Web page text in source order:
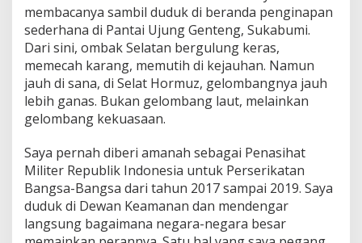
membacanya sambil duduk di beranda penginapan
sederhana di Pantai Ujung Genteng, Sukabumi.
Dari sini, ombak Selatan bergulung keras,
memecah karang, memutih di kejauhan. Namun
jauh di sana, di Selat Hormuz, gelombangnya jauh
lebih ganas. Bukan gelombang laut, melainkan
gelombang kekuasaan.
Saya pernah diberi amanah sebagai Penasihat
Militer Republik Indonesia untuk Perserikatan
Bangsa-Bangsa dari tahun 2017 sampai 2019. Saya
duduk di Dewan Keamanan dan mendengar
langsung bagaimana negara-negara besar